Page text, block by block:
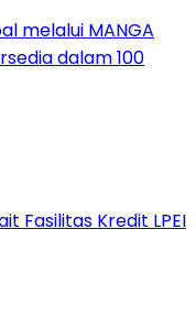
melalui MANGA
dalam 100
Fasilitas Kredit LPEI